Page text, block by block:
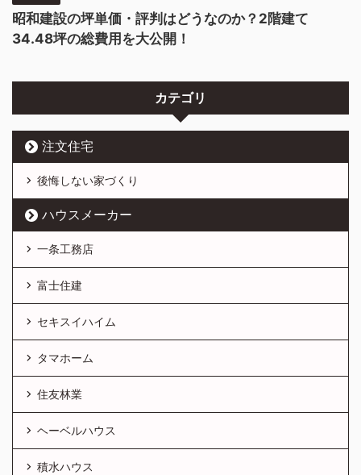
昭和建設の坪単価・評判はどうなのか？2階建て
34.48坪の総費用を大公開！
カテゴリ
注文住宅
後悔しない家づくり
ハウスメーカー
一条工務店
富士住建
セキスイハイム
タマホーム
住友林業
ヘーベルハウス
積水ハウス